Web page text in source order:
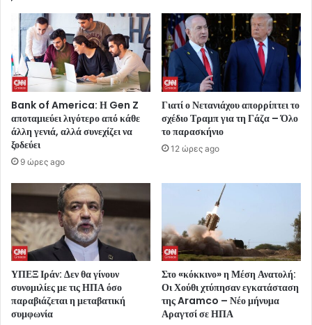
Bank of America: Η Gen Z
αποταμιεύει λιγότερο από κάθε
άλλη γενιά, αλλά συνεχίζει να
ξοδεύει
9 ώρες ago
Γιατί ο Νετανιάχου απορρίπτει το
σχέδιο Τραμπ για τη Γάζα – Όλο
το παρασκήνιο
12 ώρες ago
ΥΠΕΞ Ιράν: Δεν θα γίνουν
συνομιλίες με τις ΗΠΑ όσο
παραβιάζεται η μεταβατική
συμφωνία
Στο «κόκκινο» η Μέση Ανατολή:
Οι Χούθι χτύπησαν εγκατάσταση
της Aramco – Νέο μήνυμα
Αραγτσί σε ΗΠΑ